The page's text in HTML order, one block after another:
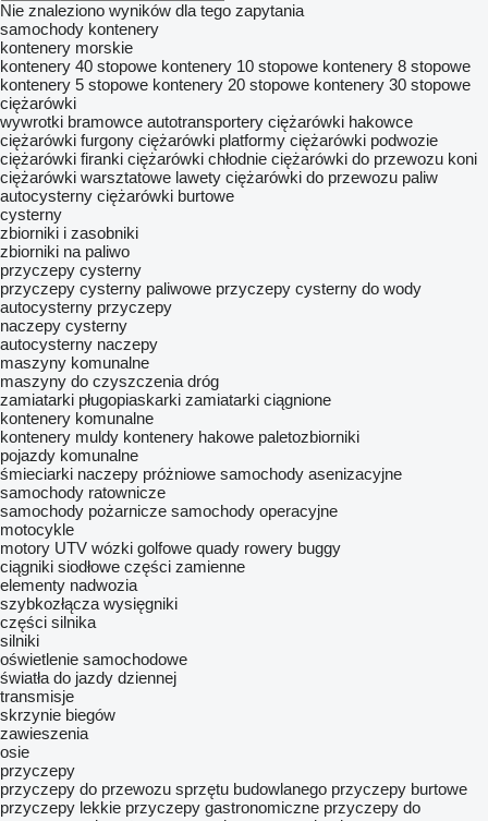
Nie znaleziono wyników dla tego zapytania
samochody kontenery
kontenery morskie
kontenery 40 stopowe kontenery 10 stopowe kontenery 8 stopowe
kontenery 5 stopowe kontenery 20 stopowe kontenery 30 stopowe
ciężarówki
wywrotki bramowce autotransportery ciężarówki hakowce
ciężarówki furgony ciężarówki platformy ciężarówki podwozie
ciężarówki firanki ciężarówki chłodnie ciężarówki do przewozu koni
ciężarówki warsztatowe lawety ciężarówki do przewozu paliw
autocysterny ciężarówki burtowe
cysterny
zbiorniki i zasobniki
zbiorniki na paliwo
przyczepy cysterny
przyczepy cysterny paliwowe przyczepy cysterny do wody
autocysterny przyczepy
naczepy cysterny
autocysterny naczepy
maszyny komunalne
maszyny do czyszczenia dróg
zamiatarki pługopiaskarki zamiatarki ciągnione
kontenery komunalne
kontenery muldy kontenery hakowe paletozbiorniki
pojazdy komunalne
śmieciarki naczepy próżniowe samochody asenizacyjne
samochody ratownicze
samochody pożarnicze samochody operacyjne
motocykle
motory UTV wózki golfowe quady rowery buggy
ciągniki siodłowe części zamienne
elementy nadwozia
szybkozłącza wysięgniki
części silnika
silniki
oświetlenie samochodowe
światła do jazdy dziennej
transmisje
skrzynie biegów
zawieszenia
osie
przyczepy
przyczepy do przewozu sprzętu budowlanego przyczepy burtowe
przyczepy lekkie przyczepy gastronomiczne przyczepy do